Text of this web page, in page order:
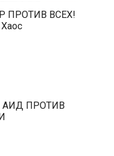
ПРОТИВ ВСЕХ!
АИД ПРОТИВ